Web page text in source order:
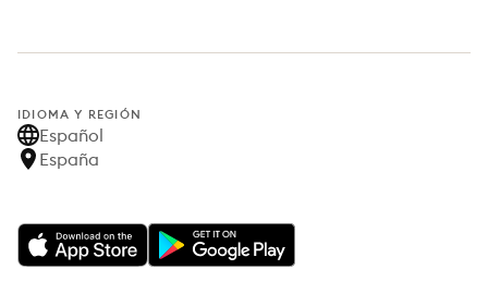
IDIOMA Y REGIÓN
Español
España